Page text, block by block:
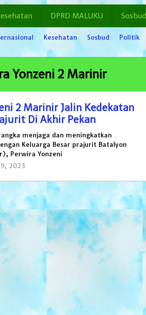
DPRD MALUKU Sosbud
Kesehatan Sosbud Politik
Yonzeni 2 Marinir
2 Marinir Jalin Kedekatan
Di Akhir Pekan
menjaga dan meningkatkan
Keluarga Besar prajurit Batalyon
Perwira Yonzeni
2023